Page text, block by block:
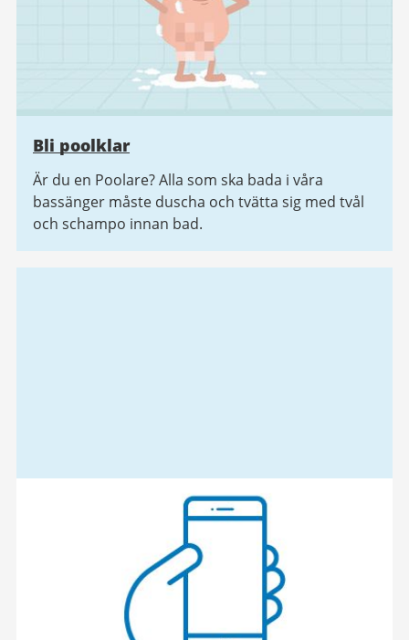
Bli poolklar
Är du en Poolare? Alla som ska bada i våra
bassänger måste duscha och tvätta sig med tvål
och schampo innan bad.